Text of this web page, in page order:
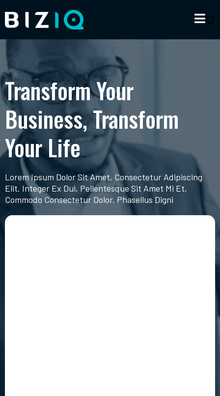
Transform Your
Business, Transform
Your Life
Lorem Ipsum Dolor Sit Amet, Consectetur Adipiscing
Elit. Integer Ex Dui, Pellentesque Sit Amet Mi Et,
Commodo Consectetur Dolor. Phasellus Digni